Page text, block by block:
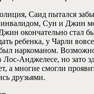
Саид пытался
Сун и Джин
окончательно стал
ребенка, у Чарли
наркоманом.
Лос-Анджелесе, но зато
а многие смогли
друзьями.